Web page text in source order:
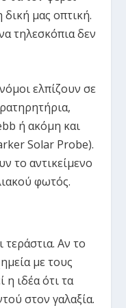
μας οπτική.
τηλεσκόπια δεν
ελπίζουν σε
ή ακόμη και
Solar Probe).
το αντικείμενο
φωτός.
τεράστια. Αν το
με τους
η ιδέα ότι τα
στον γαλαξία.